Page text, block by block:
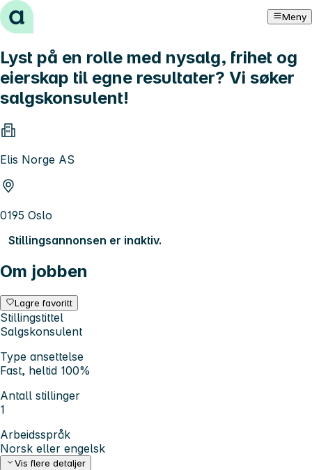
Hopp til innhold Meny
Lyst på en rolle med nysalg, frihet og
eierskap til egne resultater? Vi søker
salgskonsulent!
Elis Norge AS
0195 Oslo
Stillingsannonsen er inaktiv.
Om jobben
Lagre favoritt
Stillingstittel
Salgskonsulent
Type ansettelse
Fast, heltid 100%
Antall stillinger
1
Arbeidsspråk
Norsk eller engelsk
Vis flere detaljer